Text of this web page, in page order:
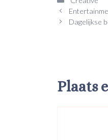
Dagelijkse
Plaats